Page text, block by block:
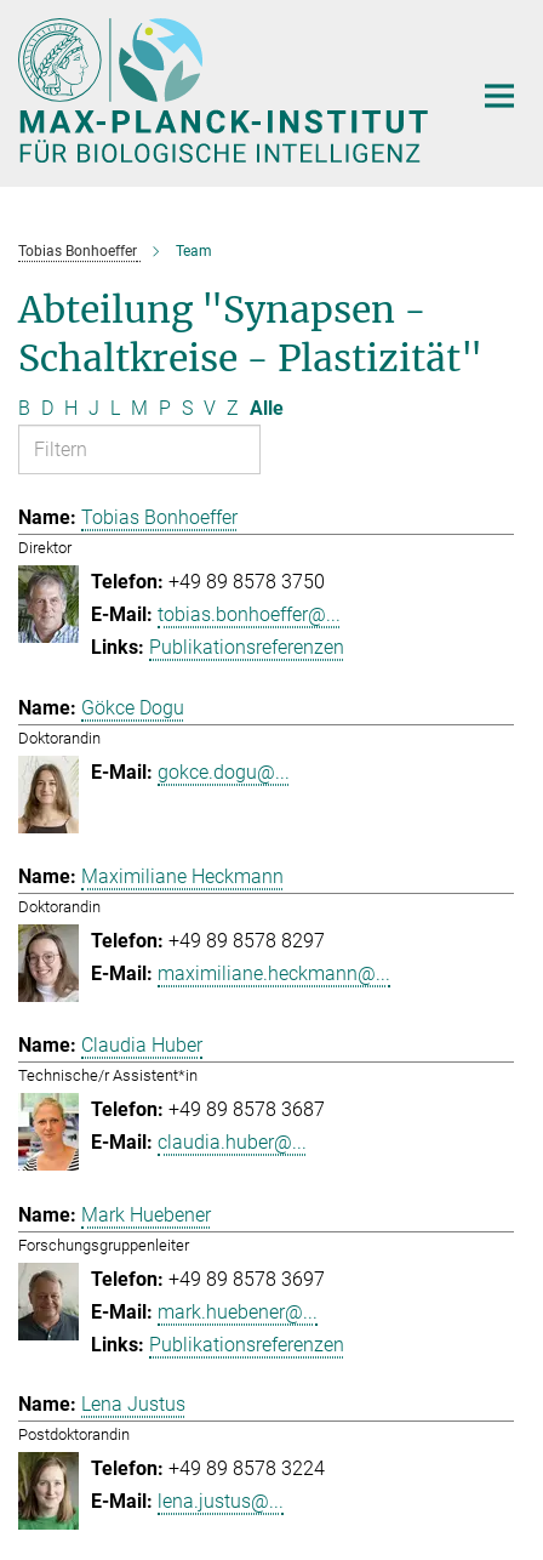
Hauptinhalt
Tobias Bonhoeffer Team
Abteilung "Synapsen -
Schaltkreise - Plastizität"
B D H J L M P S V Z Alle
Tobias Bonhoeffer
Direktor
+49 89 8578 3750
tobias.bonhoeffer@...
Publikationsreferenzen
Gökce Dogu
Doktorandin
gokce.dogu@...
Maximiliane Heckmann
Doktorandin
+49 89 8578 8297
maximiliane.heckmann@...
Claudia Huber
Technische/r Assistent*in
+49 89 8578 3687
claudia.huber@...
Mark Huebener
Forschungsgruppenleiter
+49 89 8578 3697
mark.huebener@...
Publikationsreferenzen
Lena Justus
Postdoktorandin
+49 89 8578 3224
lena.justus@...